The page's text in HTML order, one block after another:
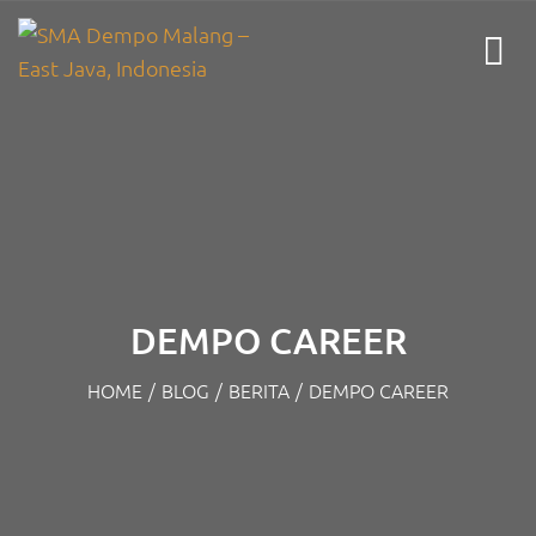
DEMPO CAREER
HOME / BLOG / BERITA / DEMPO CAREER